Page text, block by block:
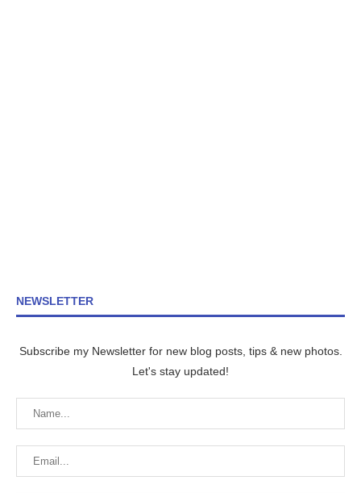
NEWSLETTER
Subscribe my Newsletter for new blog posts, tips & new photos.
Let's stay updated!